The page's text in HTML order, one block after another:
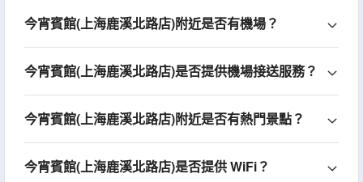
今宵賓館(上海鹿溪北路店)附近是否有機場？
今宵賓館(上海鹿溪北路店)是否提供機場接送服務？
今宵賓館(上海鹿溪北路店)附近是否有熱門景點？
今宵賓館(上海鹿溪北路店)是否提供 WiFi？